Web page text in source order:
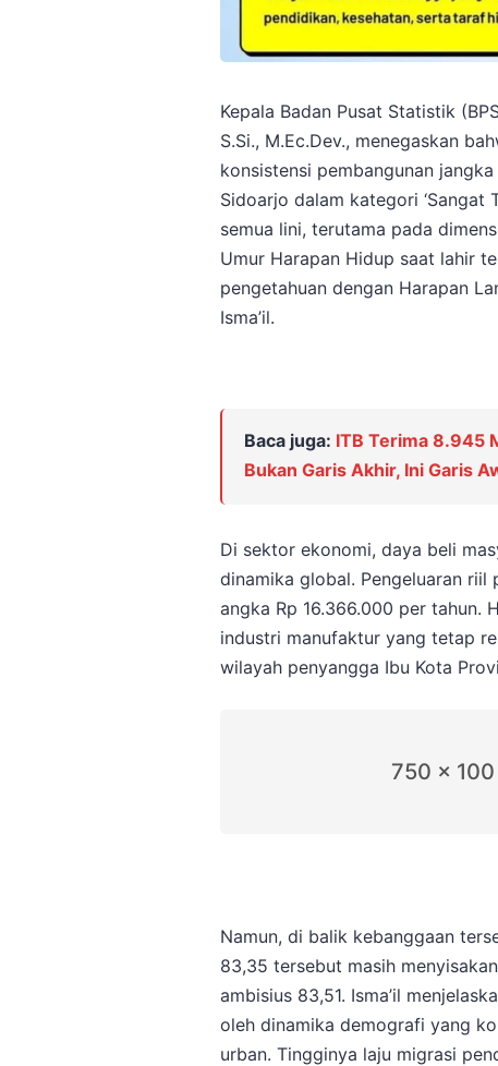
Kepala Badan Pusat Statistik
S.Si., M.Ec.Dev., menegaskan
konsistensi pembangunan
Sidoarjo dalam kategori ‘Sangat
semua lini, terutama pada
Umur Harapan Hidup saat lahir
pengetahuan dengan Harapan
Isma’il.
Baca juga: ITB Terima 8.945
Bukan Garis Akhir, Ini Garis
Di sektor ekonomi, daya beli
dinamika global. Pengeluaran
angka Rp 16.366.000 per tahun.
industri manufaktur yang tetap
wilayah penyangga Ibu Kota
750 x 100
Namun, di balik kebanggaan
83,35 tersebut masih
ambisius 83,51. Isma’il
oleh dinamika demografi yang
urban. Tingginya laju migrasi